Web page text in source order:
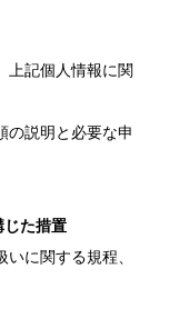
記個人情報に関
説明と必要な申
じた措置
に関する規程、